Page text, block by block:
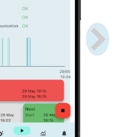
Próximo